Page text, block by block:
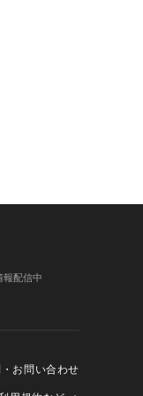
報配信中
お問い合わせ